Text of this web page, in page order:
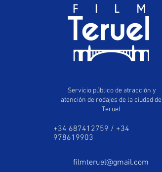
seleccionados
los cuatro
proyectos que
competirán en
Teruel
Servicio público de atracción y
atención de rodajes de la ciudad de
Teruel
+34 687412759 / +34
978619903
filmteruel@gmail.com